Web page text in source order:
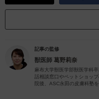
記事の監修
獣医師 葛野莉奈
麻布大学獣医学部獣医学科
話相談窓口やペットショッ
院後、ASC永田の皮膚科塾